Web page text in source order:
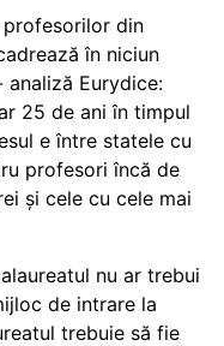
din
în niciun
analiză Eurydice:
25 de ani în timpul
e între statele cu
profesori încă de
și cele cu cele mai
nu ar trebui
de intrare la
trebuie să fie